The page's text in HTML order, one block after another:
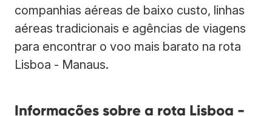
companhias aéreas de baixo custo, linhas
aéreas tradicionais e agências de viagens
para encontrar o voo mais barato na rota
Lisboa - Manaus.
Informações sobre a rota Lisboa -